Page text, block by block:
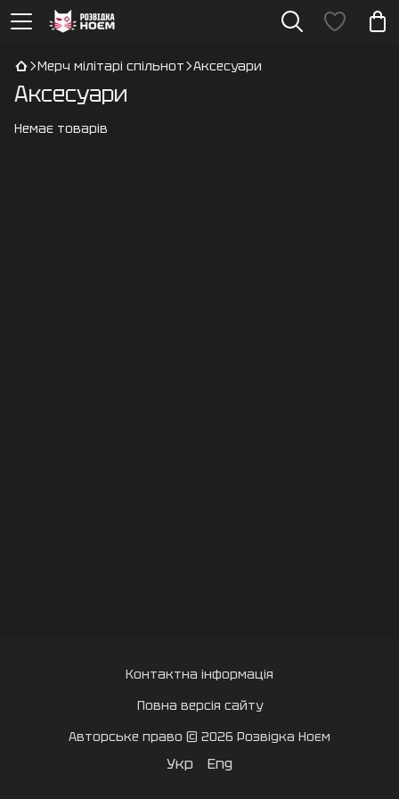
Мерч мілітарі спільнот Аксесуари
Аксесуари
Немає товарів
Контактна інформація
Повна версія сайту
Авторське право © 2026 Розвідка Ноєм
Укр Eng